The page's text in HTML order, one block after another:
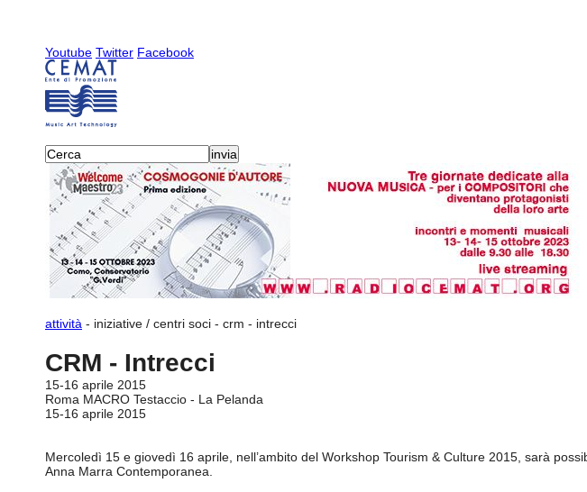
Youtube Twitter Facebook
attività - iniziative / centri soci - crm - intrecci
CRM - Intrecci
15-16 aprile 2015
Roma MACRO Testaccio - La Pelanda
15-16 aprile 2015
Mercoledì 15 e giovedì 16 aprile, nell’ambito del Workshop Tourism & Culture 2015, sarà
Anna Marra Contemporanea.